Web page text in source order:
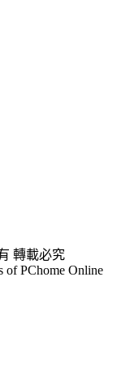
轉載必究
of PChome Online